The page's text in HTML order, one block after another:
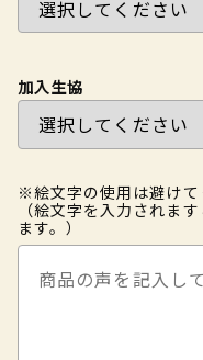
加入生協
※絵文字の使用は避けて
（絵文字を入力されま
ます。）